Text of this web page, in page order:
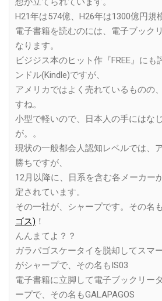
H21年は574億、H26年は1300億円規
電子書籍を読むのには、電子ブック
なります。
ビジジス本のヒット作『FREE』に
ンドル(Kindle)ですが、
アメリカではよく売れているものの
すね。
小型で軽いので、日本人の手にはな
が。。
現状の一般都会人認知レベルでは、
勝ちですが、
12月以降に、日系を含む各メーカー
定されています。
その一社が、シャープです。その名も
ゴス) ！
んんまてよ？？
ガラパゴスケータイを脱却してスマ
がシャープで、その名もIS03
電子書籍に立脚して電子ブックリー
ープで、その名もGALAPAGOS